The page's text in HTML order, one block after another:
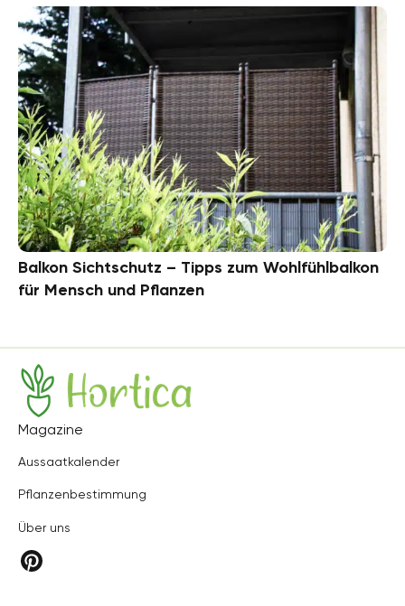
Balkon Sichtschutz – Tipps zum Wohlfühlbalkon
für Mensch und Pflanzen
Hortica
Magazine
Aussaatkalender
Pflanzenbestimmung
Über uns